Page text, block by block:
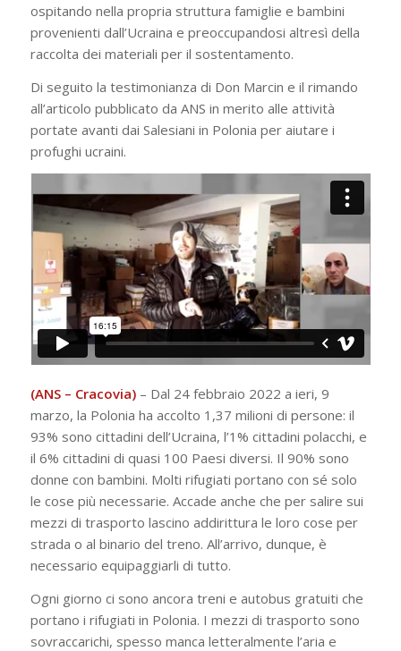
ospitando nella propria struttura famiglie e bambini
provenienti dall’Ucraina e preoccupandosi altresì della
raccolta dei materiali per il sostentamento.
Di seguito la testimonianza di Don Marcin e il rimando
all’articolo pubblicato da ANS in merito alle attività
portate avanti dai Salesiani in Polonia per aiutare i
profughi ucraini.
(ANS – Cracovia) – Dal 24 febbraio 2022 a ieri, 9
marzo, la Polonia ha accolto 1,37 milioni di persone: il
93% sono cittadini dell’Ucraina, l’1% cittadini polacchi, e
il 6% cittadini di quasi 100 Paesi diversi. Il 90% sono
donne con bambini. Molti rifugiati portano con sé solo
le cose più necessarie. Accade anche che per salire sui
mezzi di trasporto lascino addirittura le loro cose per
strada o al binario del treno. All’arrivo, dunque, è
necessario equipaggiarli di tutto.
Ogni giorno ci sono ancora treni e autobus gratuiti che
portano i rifugiati in Polonia. I mezzi di trasporto sono
sovraccarichi, spesso manca letteralmente l’aria e